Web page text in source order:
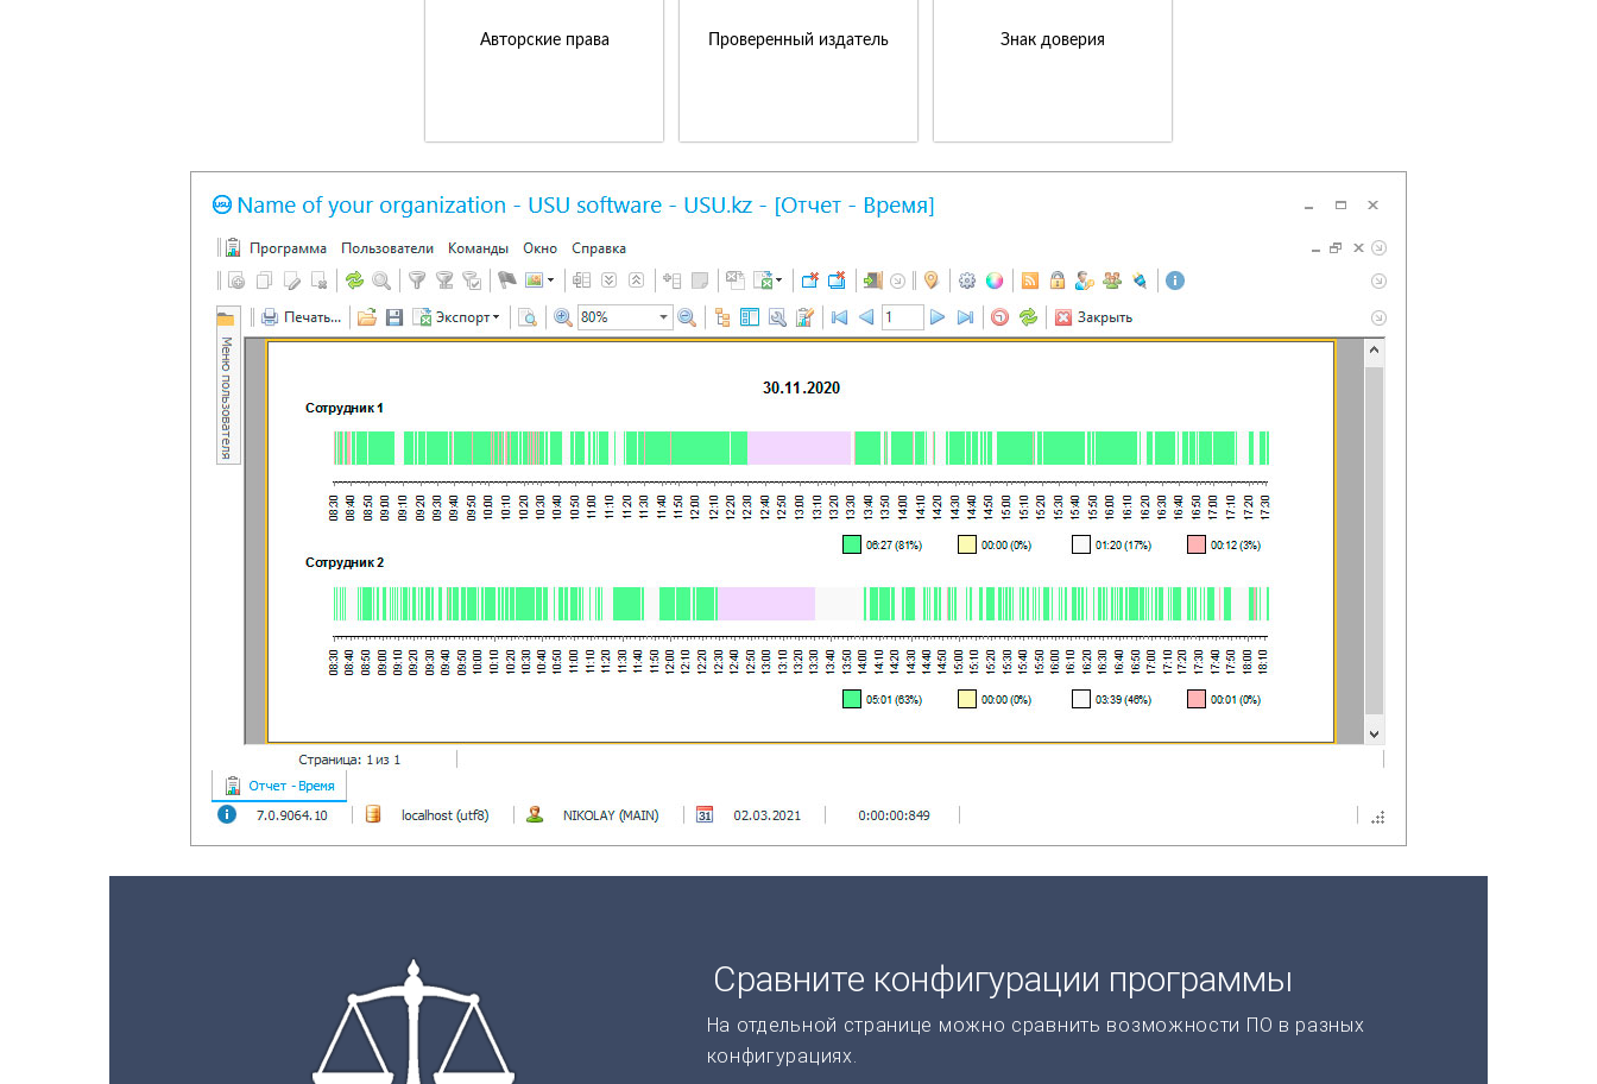
Авторские права Проверенный издатель Знак доверия
Сравните конфигурации программы
На отдельной странице можно сравнить возможности ПО в разных
конфигурациях.